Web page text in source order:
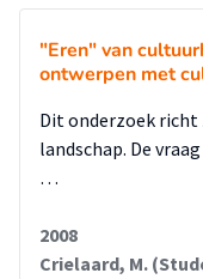
"Eren" van
ontwerpen met
Dit onderzoek
landschap. De
…
2008
Crielaard, M.